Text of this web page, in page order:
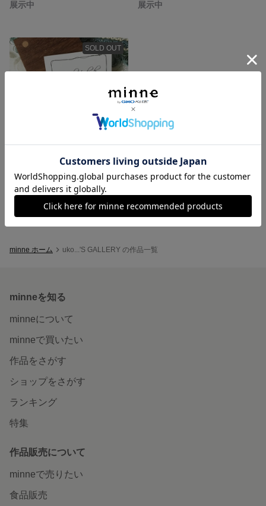
展示中 展示中
SOLD OUT
ボタニカル ピアス
2,200円
minne ホーム uko...'S GALLERY の作品一覧
minneを知る
minneについて
minneで買いたい
作品をさがす
ショップをさがす
ランキング
特集
作品販売について
minneで売りたい
食品販売